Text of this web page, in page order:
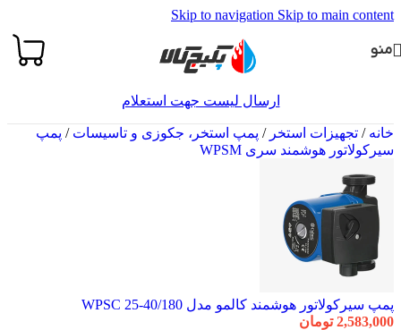
Skip to navigation Skip to main content
منو
ارسال لیست جهت استعلام
خانه/ تجهیزات استخر/ پمپ استخر، جکوزی و تاسیسات/ پمپ
سیرکولاتور هوشمند سری WPSM
پمپ سیرکولاتور هوشمند کالمو مدل WPSC 25-40/180
2,583,000 تومان